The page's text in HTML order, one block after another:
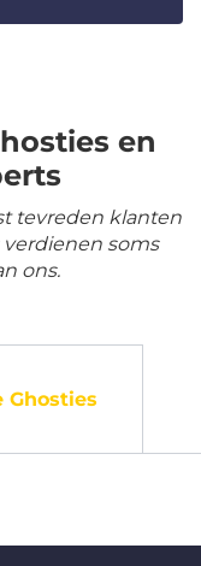
en
tevreden klanten
soms
ons.
Ghosties